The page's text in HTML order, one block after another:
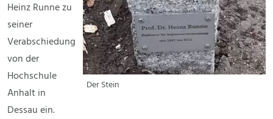
Der Stein
Heinz Runne zu
seiner
Verabschiedung
von der
Hochschule
Anhalt in
Dessau ein.